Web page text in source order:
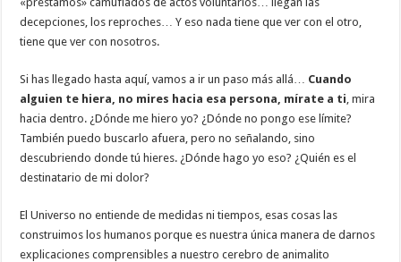
decepciones, los reproches… Y eso nada tiene que ver con el otro,
tiene que ver con nosotros.
Si has llegado hasta aquí, vamos a ir un paso más allá… Cuando
alguien te hiera, no mires hacia esa persona, mírate a ti , mira
hacia dentro. ¿Dónde me hiero yo? ¿Dónde no pongo ese límite?
También puedo buscarlo afuera, pero no señalando, sino
descubriendo donde tú hieres. ¿Dónde hago yo eso? ¿Quién es el
destinatario de mi dolor?
El Universo no entiende de medidas ni tiempos, esas cosas las
construimos los humanos porque es nuestra única manera de darnos
explicaciones comprensibles a nuestro cerebro de animalito